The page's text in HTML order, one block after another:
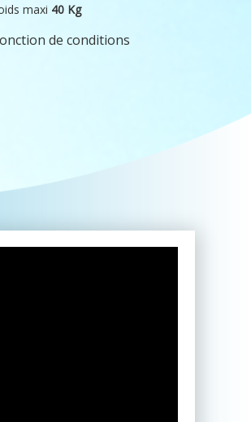
maxi 40 Kg
de conditions